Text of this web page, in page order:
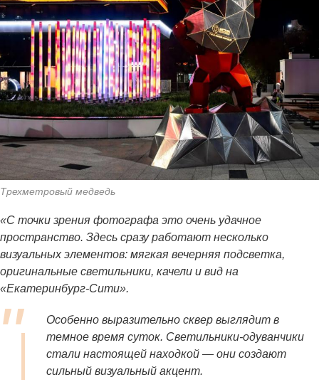
Трехметровый медведь
«С точки зрения фотографа это очень удачное
пространство. Здесь сразу работают несколько
визуальных элементов: мягкая вечерняя подсветка,
оригинальные светильники, качели и вид на
«Екатеринбург-Сити».
Особенно выразительно сквер выглядит в
темное время суток. Светильники-одуванчики
стали настоящей находкой — они создают
сильный визуальный акцент.